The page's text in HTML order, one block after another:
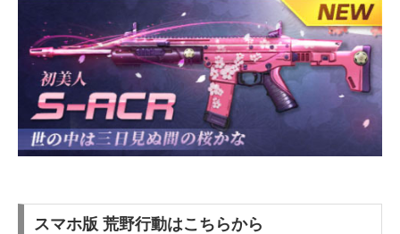
スマホ版 荒野行動はこちらから